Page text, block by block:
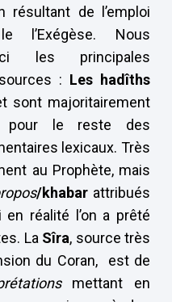
résultant de l’emploi
l’Exégèse. Nous
les principales
: Les hadîths
sont majoritairement
le reste des
lexicaux. Très
au Prophète, mais
/khabar attribués
réalité l’on a prêté
La Sîra, source très
du Coran, est de
mettant en